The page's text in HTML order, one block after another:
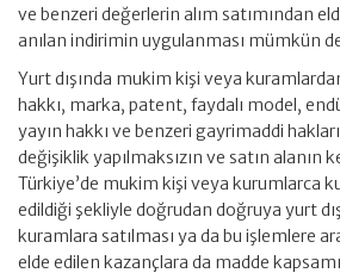
ve benzeri değerlerin alım satımından
anılan indirimin uygulanması mümkün
Yurt dışında mukim kişi veya
hakkı, marka, patent, faydalı model,
yayın hakkı ve benzeri gayrimaddi
değişiklik yapılmaksızın ve satın alanın
Türkiye’de mukim kişi veya kurumlarca
edildiği şekliyle doğrudan doğruya yurt
kuramlara satılması ya da bu işlemlere
elde edilen kazançlara da madde